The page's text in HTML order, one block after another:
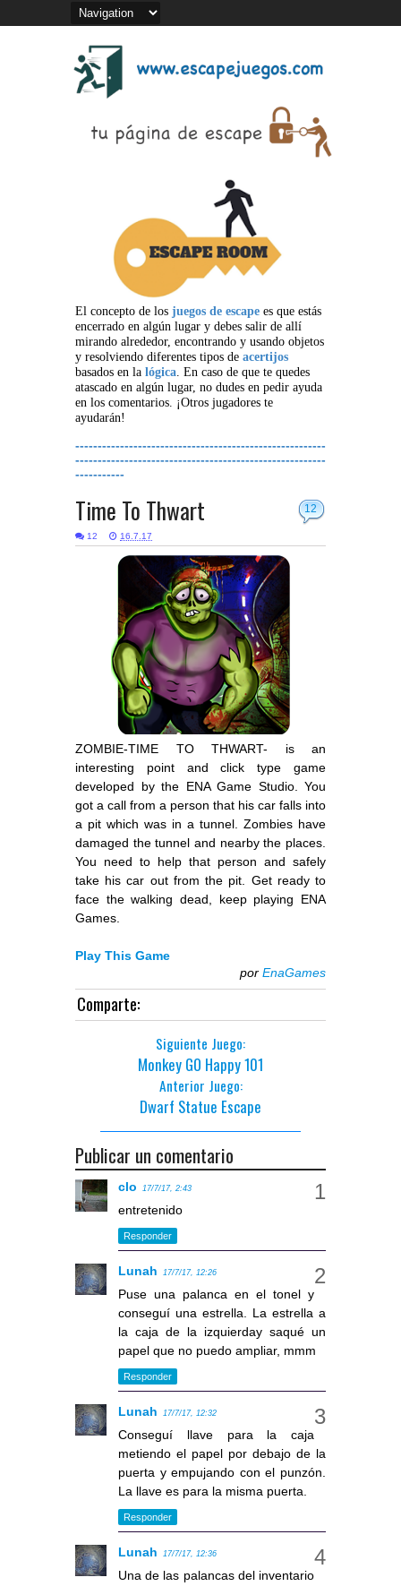
El concepto de los juegos de escape es que estás
encerrado en algún lugar y debes salir de allí
mirando alrededor, encontrando y usando objetos
y resolviendo diferentes tipos de acertijos
basados en la lógica. En caso de que te quedes
atascado en algún lugar, no dudes en pedir ayuda
en los comentarios. ¡Otros jugadores te
ayudarán!
--------------------------------------------------------
--------------------------------------------------------
-----------
12
Time To Thwart
12 16.7.17
ZOMBIE-TIME TO THWART- is an
interesting point and click type game
developed by the ENA Game Studio. You
got a call from a person that his car falls into
a pit which was in a tunnel. Zombies have
damaged the tunnel and nearby the places.
You need to help that person and safely
take his car out from the pit. Get ready to
face the walking dead, keep playing ENA
Games.
Play This Game
por EnaGames
Comparte:
Siguiente Juego:
Monkey GO Happy 101
Anterior Juego:
Dwarf Statue Escape
Publicar un comentario
clo 17/7/17, 2:43
entretenido
Responder
Lunah 17/7/17, 12:26
Puse una palanca en el tonel y
conseguí una estrella. La estrella a
la caja de la izquierday saqué un
papel que no puedo ampliar, mmm
Responder
Lunah 17/7/17, 12:32
Conseguí llave para la caja
metiendo el papel por debajo de la
puerta y empujando con el punzón.
La llave es para la misma puerta.
Responder
Lunah 17/7/17, 12:36
Una de las palancas del inventario